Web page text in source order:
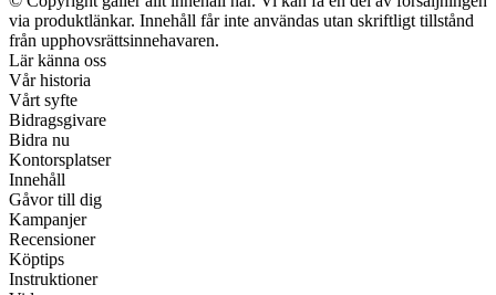
via produktlänkar. Innehåll får inte användas utan skriftligt tillstånd
från upphovsrättsinnehavaren.
Lär känna oss
Vår historia
Vårt syfte
Bidragsgivare
Bidra nu
Kontorsplatser
Innehåll
Gåvor till dig
Kampanjer
Recensioner
Köptips
Instruktioner